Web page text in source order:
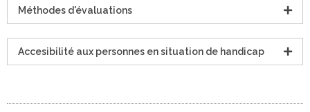
Méthodes d'évaluations
Accesibilité aux personnes en situation de handicap